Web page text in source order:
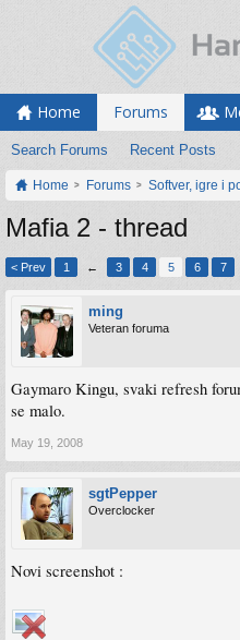
Home Forums
Search Forums Recent Posts
Home Forums Softver, igre i
Mafia 2 - thread
< Prev 1 ← 3 4 5 6 7
ming
Veteran foruma
Gaymaro Kingu, svaki refresh
se malo.
May 19, 2008
sgtPepper
Overclocker
Novi screenshot :